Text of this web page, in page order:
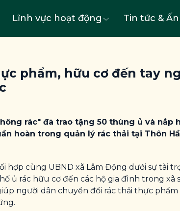
Lĩnh vực hoạt động Tin tức &
phẩm, hữu cơ đến tay
rác" đã trao tặng 50 thùng ủ và nắp
hoàn trong quản lý rác thải tại Thôn
hợp cùng UBND xã Lâm Động dưới sự tài
ủ rác hữu cơ đến các hộ gia đình trong
người dân chuyển đổi rác thải thực